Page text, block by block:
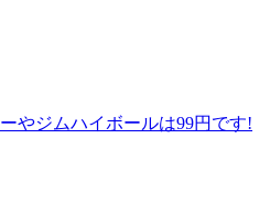
やジムハイボールは99円です!